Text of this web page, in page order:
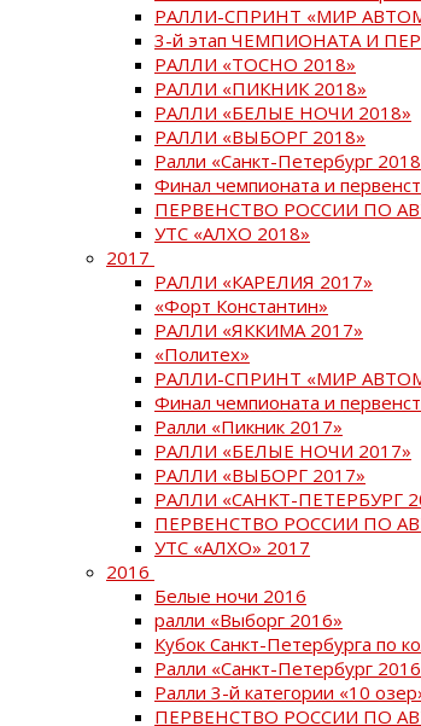
РАЛЛИ-СПРИНТ «МИР
3-й этап ЧЕМПИОНАТА И
РАЛЛИ «ТОСНО 2018»
РАЛЛИ «ПИКНИК 2018»
РАЛЛИ «БЕЛЫЕ НОЧИ 2018»
РАЛЛИ «ВЫБОРГ 2018»
Ралли «Санкт-Петербург
Финал чемпионата и
ПЕРВЕНСТВО РОССИИ ПО
УТС «АЛХО 2018»
2017
РАЛЛИ «КАРЕЛИЯ 2017»
«Форт Константин»
РАЛЛИ «ЯККИМА 2017»
«Политех»
РАЛЛИ-СПРИНТ «МИР
Финал чемпионата и
Ралли «Пикник 2017»
РАЛЛИ «БЕЛЫЕ НОЧИ 2017»
РАЛЛИ «ВЫБОРГ 2017»
РАЛЛИ «САНКТ-ПЕТЕРБУРГ
ПЕРВЕНСТВО РОССИИ ПО
УТС «АЛХО» 2017
2016
Белые ночи 2016
ралли «Выборг 2016»
Кубок Санкт-Петербурга по
Ралли «Санкт-Петербург
Ралли 3-й категории «10
ПЕРВЕНСТВО РОССИИ ПО